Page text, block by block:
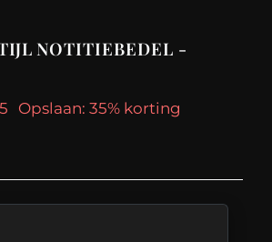
NOTITIEBEDEL -
Opslaan: 35% korting